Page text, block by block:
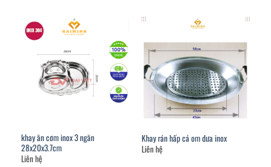
khay ăn cơm inox 3 ngăn
28x20x3.7cm
Liên hệ
Khay rán hấp cá om dưa inox
Liên hệ